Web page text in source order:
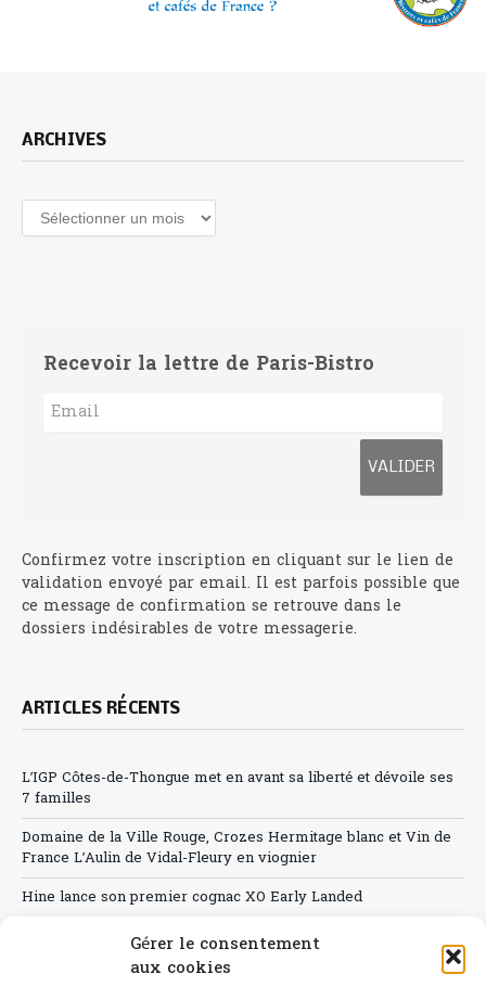
Gérer le consentement
aux cookies
ARCHIVES
Archives
Recevoir la lettre de Paris-Bistro
Confirmez votre inscription en cliquant sur le lien de
validation envoyé par email. Il est parfois possible que
ce message de confirmation se retrouve dans le
dossiers indésirables de votre messagerie.
ARTICLES RÉCENTS
L’IGP Côtes-de-Thongue met en avant sa liberté et dévoile ses
7 familles
Domaine de la Ville Rouge, Crozes Hermitage blanc et Vin de
France L’Aulin de Vidal-Fleury en viognier
Hine lance son premier cognac XO Early Landed
Canicule : A quand le CHR à « l’heure espagnole » ?